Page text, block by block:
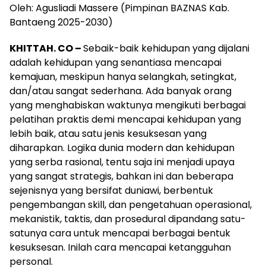
Oleh: Agusliadi Massere (Pimpinan BAZNAS Kab.
Bantaeng 2025-2030)
KHITTAH. CO –Sebaik-baik kehidupan yang dijalani
adalah kehidupan yang senantiasa mencapai
kemajuan, meskipun hanya selangkah, setingkat,
dan/atau sangat sederhana. Ada banyak orang
yang menghabiskan waktunya mengikuti berbagai
pelatihan praktis demi mencapai kehidupan yang
lebih baik, atau satu jenis kesuksesan yang
diharapkan. Logika dunia modern dan kehidupan
yang serba rasional, tentu saja ini menjadi upaya
yang sangat strategis, bahkan ini dan beberapa
sejenisnya yang bersifat duniawi, berbentuk
pengembangan skill, dan pengetahuan operasional,
mekanistik, taktis, dan prosedural dipandang satu-
satunya cara untuk mencapai berbagai bentuk
kesuksesan. Inilah cara mencapai ketangguhan
personal.